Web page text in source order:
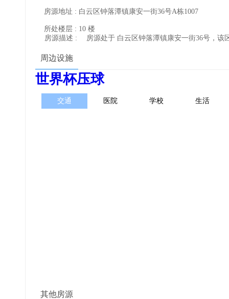
房源地址 : 白云区钟落潭镇康安一街36号A栋1007
所处楼层 : 10 楼
房源描述 :
房源处于 白云区钟落潭镇康安一街36号，
周边设施
其他房源